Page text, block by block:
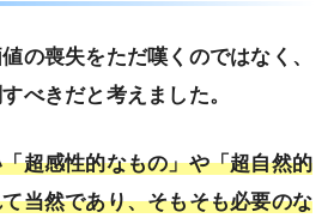
の喪失をただ嘆くのではなく、
べきだと考えました。
超感性的なもの」や「超自然的
当然であり、そもそも必要のな